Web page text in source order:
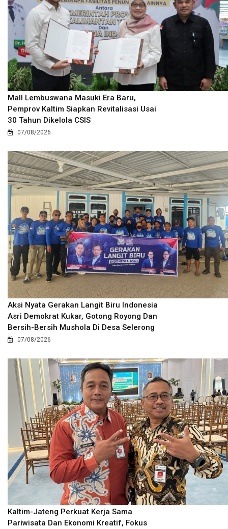
Mall Lembuswana Masuki Era Baru,
Pemprov Kaltim Siapkan Revitalisasi Usai
30 Tahun Dikelola CSIS
07/08/2026
Aksi Nyata Gerakan Langit Biru Indonesia
Asri Demokrat Kukar, Gotong Royong Dan
Bersih-Bersih Mushola Di Desa Selerong
07/08/2026
Kaltim-Jateng Perkuat Kerja Sama
Pariwisata Dan Ekonomi Kreatif, Fokus